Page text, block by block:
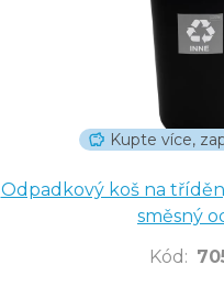
Kupte více,
Odpadkový koš na
směsný
Kód :